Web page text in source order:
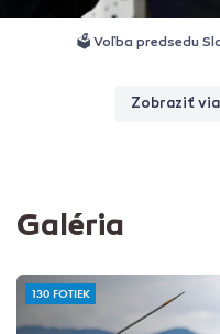
🗳️ Voľba predsedu
Zobraziť
Galéria
130 FOTIEK